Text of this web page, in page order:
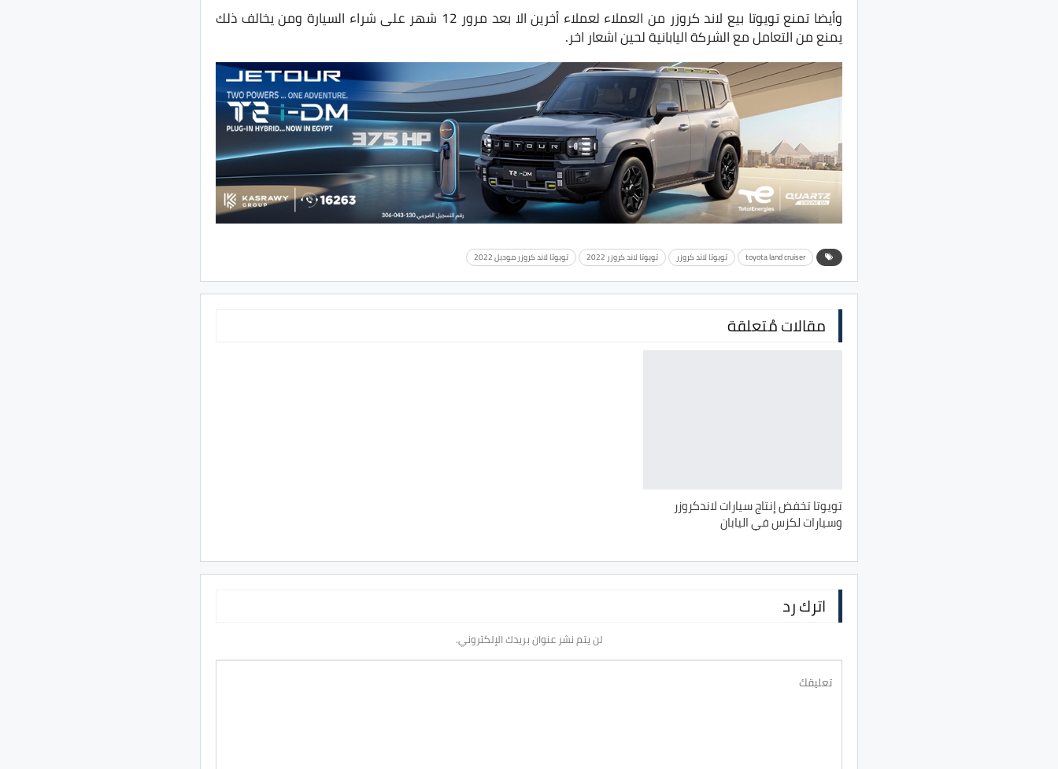
وأيضا تمنع تويوتا بيع لاند كروزر من العملاء لعملاء أخرين الا بعد مرور 12 شهر على شراء السيارة ومن يخالف ذلك
يمنع من التعامل مع الشركة اليابانية لحين اشعار اخر.
toyota land cruiser تويوتا لاند كروزر تويوتا لاند كروزر 2022 تويوتا لاند كروزر موديل 2022
مقالات مُتعلقة
تويوتا تخفض إنتاج سيارات لاندكروزر
وسيارات لكزس في اليابان
اترك رد
لن يتم نشر عنوان بريدك الإلكتروني.